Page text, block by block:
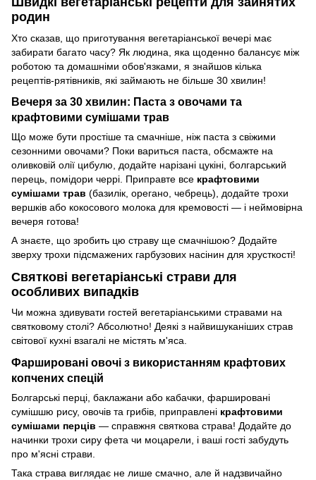
родин
Хто сказав, що приготування вегетаріанської вечері має
забирати багато часу? Як людина, яка щоденно балансує між
роботою та домашніми обов'язками, я знайшов кілька
рецептів-рятівників, які займають не більше 30 хвилин!
Вечеря за 30 хвилин: Паста з овочами та
крафтовими сумішами трав
Що може бути простіше та смачніше, ніж паста з свіжими
сезонними овочами? Поки вариться паста, обсмажте на
оливковій олії цибулю, додайте нарізані цукіні, болгарський
перець, помідори черрі. Приправте все крафтовими
сумішами трав (базилік, орегано, чебрець), додайте трохи
вершків або кокосового молока для кремовості — і неймовірна
вечеря готова!
А знаєте, що зробить цю страву ще смачнішою? Додайте
зверху трохи підсмажених гарбузових насінин для хрусткості!
Святкові вегетаріанські страви для
особливих випадків
Чи можна здивувати гостей вегетаріанськими стравами на
святковому столі? Абсолютно! Деякі з найвишуканіших страв
світової кухні взагалі не містять м'яса.
Фаршировані овочі з використанням крафтових
копчених спецій
Болгарські перці, баклажани або кабачки, фаршировані
сумішшю рису, овочів та грибів, приправлені крафтовими
сумішами перців — справжня святкова страва! Додайте до
начинки трохи сиру фета чи моцарели, і ваші гості забудуть
про м'ясні страви.
Така страва виглядає не лише смачно, але й надзвичайно